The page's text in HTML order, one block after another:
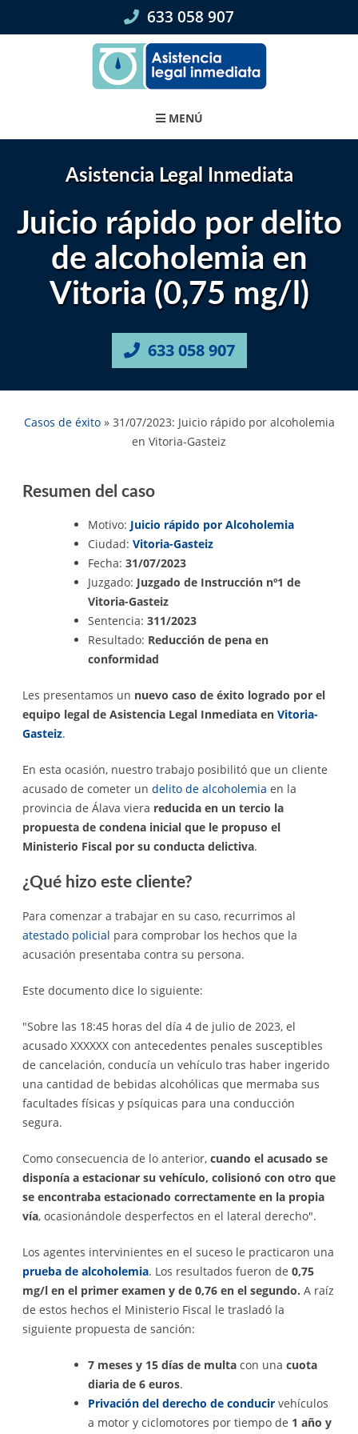
633 058 907
MENÚ
Asistencia Legal Inmediata
Juicio rápido por delito
de alcoholemia en
Vitoria (0,75 mg/l)
633 058 907
Casos de éxito» 31/07/2023: Juicio rápido por alcoholemia
en Vitoria-Gasteiz
Resumen del caso
Motivo: Juicio rápido por Alcoholemia
Ciudad: Vitoria-Gasteiz
Fecha: 31/07/2023
Juzgado: Juzgado de Instrucción nº1 de
Vitoria-Gasteiz
Sentencia: 311/2023
Resultado: Reducción de pena en
conformidad
Les presentamos un nuevo caso de éxito logrado por el
equipo legal de Asistencia Legal Inmediata en Vitoria-
Gasteiz.
En esta ocasión, nuestro trabajo posibilitó que un cliente
acusado de cometer un delito de alcoholemia en la
provincia de Álava viera reducida en un tercio la
propuesta de condena inicial que le propuso el
Ministerio Fiscal por su conducta delictiva.
¿Qué hizo este cliente?
Para comenzar a trabajar en su caso, recurrimos al
atestado policial para comprobar los hechos que la
acusación presentaba contra su persona.
Este documento dice lo siguiente:
"Sobre las 18:45 horas del día 4 de julio de 2023, el
acusado XXXXXX con antecedentes penales susceptibles
de cancelación, conducía un vehículo tras haber ingerido
una cantidad de bebidas alcohólicas que mermaba sus
facultades físicas y psíquicas para una conducción
segura.
Como consecuencia de lo anterior, cuando el acusado se
disponía a estacionar su vehículo, colisionó con otro que
se encontraba estacionado correctamente en la propia
vía, ocasionándole desperfectos en el lateral derecho".
Los agentes intervinientes en el suceso le practicaron una
prueba de alcoholemia. Los resultados fueron de 0,75
mg/l en el primer examen y de 0,76 en el segundo. A raíz
de estos hechos el Ministerio Fiscal le trasladó la
siguiente propuesta de sanción:
7 meses y 15 días de multa con una cuota
diaria de 6 euros.
Privación del derecho de conducir vehículos
a motor y ciclomotores por tiempo de 1 año y